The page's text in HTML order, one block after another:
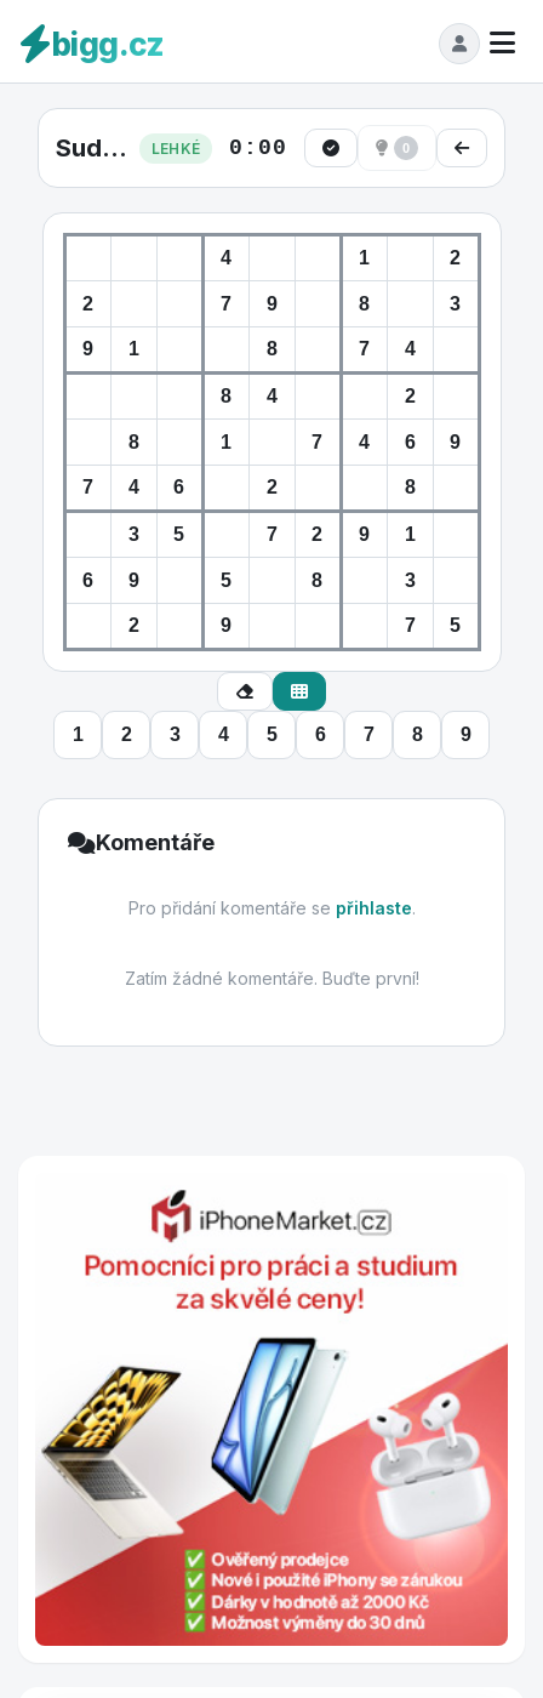
bigg.cz
Sudoku Lehká #1 LEHKÉ 0:00 0
1 2 3 4 5 6 7 8 9
Komentáře
Pro přidání komentáře se přihlaste.
Zatím žádné komentáře. Buďte první!